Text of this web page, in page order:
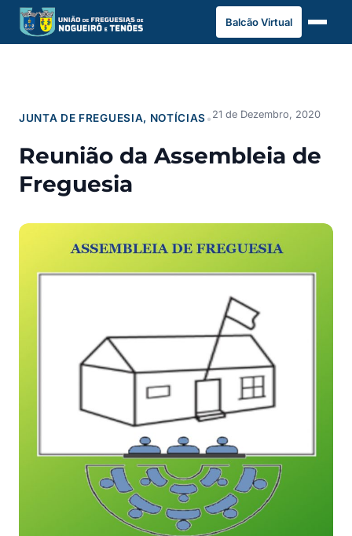
Saltar
para
o
Balcão Virtual
JUNTA DE FREGUESIA, NOTÍCIAS• 21 de Dezembro, 2020
Reunião da Assembleia de
Freguesia